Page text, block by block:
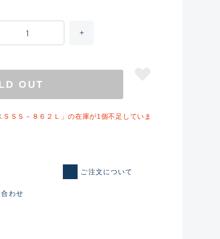
れた未使用
ものも含む
OUT
ＳＳ－８６２Ｌ」の在庫が1個不足していま
ご注文について
わせ